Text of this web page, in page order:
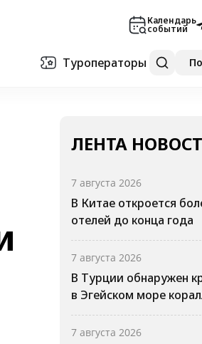
Календарь
событий
Туроператоры
ЛЕНТА
7 августа 2026
В Китае откроется
отелей до конца года
7 августа 2026
В Турции обнаружен
в Эгейском море
7 августа 2026